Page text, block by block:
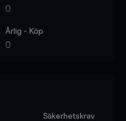
0
Årlig - Köp
0
Säkerhetskrav